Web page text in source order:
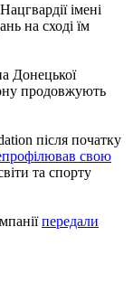
імені
на сході їм
Донецької
продовжують
після початку
свою
та спорту
передали